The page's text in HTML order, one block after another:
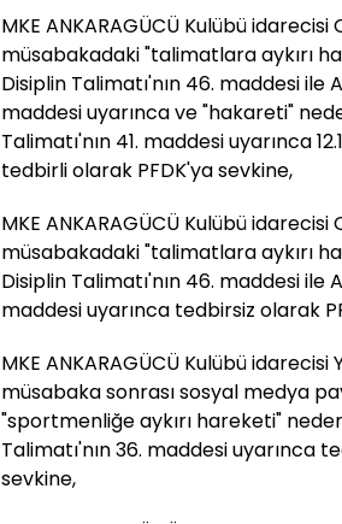
MKE ANKARAGÜCÜ Kulübü idarecisi
müsabakadaki "talimatlara aykırı
Disiplin Talimatı'nın 46. maddesi ile
maddesi uyarınca ve "hakareti"
Talimatı'nın 41. maddesi uyarınca
tedbirli olarak PFDK'ya sevkine,
MKE ANKARAGÜCÜ Kulübü idarecisi
müsabakadaki "talimatlara aykırı
Disiplin Talimatı'nın 46. maddesi ile
maddesi uyarınca tedbirsiz olarak
MKE ANKARAGÜCÜ Kulübü idarecisi
müsabaka sonrası sosyal medya
"sportmenliğe aykırı hareketi"
Talimatı'nın 36. maddesi uyarınca
sevkine,